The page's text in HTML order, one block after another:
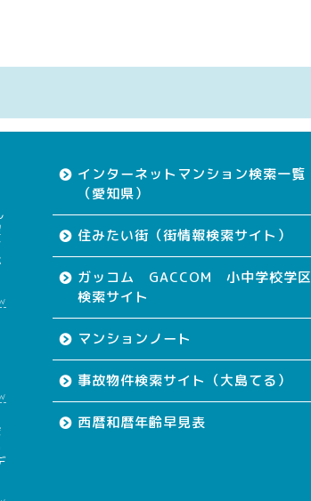
インターネットマンション検索一覧
（愛知県）
住みたい街（街情報検索サイト）
ガッコム GACCOM 小中学校学区
検索サイト
マンションノート
事故物件検索サイト（大島てる）
西暦和暦年齢早見表